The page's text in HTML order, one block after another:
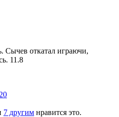
Сычев откатал играючи,
11.8
7 другим нравится это.